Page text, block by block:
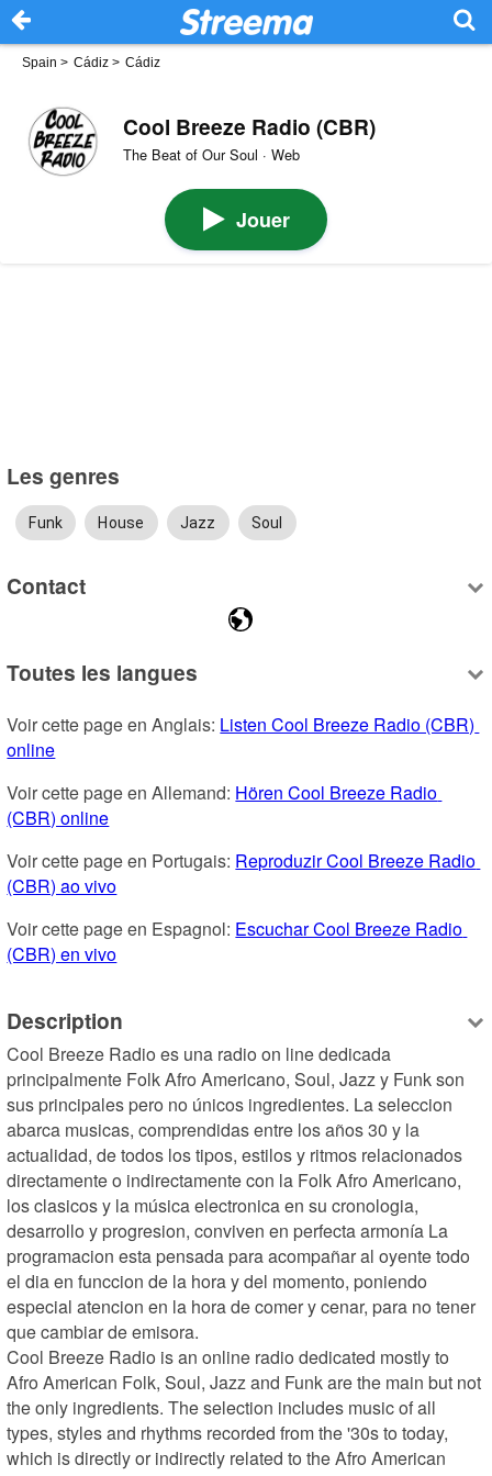
Spain > Cádiz > Cádiz
Cool Breeze Radio (CBR)
The Beat of Our Soul · Web
Jouer
Les genres
Funk House Jazz Soul
Contact
Toutes les langues
Voir cette page en Anglais: Listen Cool Breeze Radio (CBR)
online
Voir cette page en Allemand: Hören Cool Breeze Radio
(CBR) online
Voir cette page en Portugais: Reproduzir Cool Breeze Radio
(CBR) ao vivo
Voir cette page en Espagnol: Escuchar Cool Breeze Radio
(CBR) en vivo
Description
Cool Breeze Radio es una radio on line dedicada
principalmente Folk Afro Americano, Soul, Jazz y Funk son
sus principales pero no únicos ingredientes. La seleccion
abarca musicas, comprendidas entre los años 30 y la
actualidad, de todos los tipos, estilos y ritmos relacionados
directamente o indirectamente con la Folk Afro Americano,
los clasicos y la música electronica en su cronologia,
desarrollo y progresion, conviven en perfecta armonía La
programacion esta pensada para acompañar al oyente todo
el dia en funccion de la hora y del momento, poniendo
especial atencion en la hora de comer y cenar, para no tener
que cambiar de emisora.
Cool Breeze Radio is an online radio dedicated mostly to
Afro American Folk, Soul, Jazz and Funk are the main but not
the only ingredients. The selection includes music of all
types, styles and rhythms recorded from the '30s to today,
which is directly or indirectly related to the Afro American